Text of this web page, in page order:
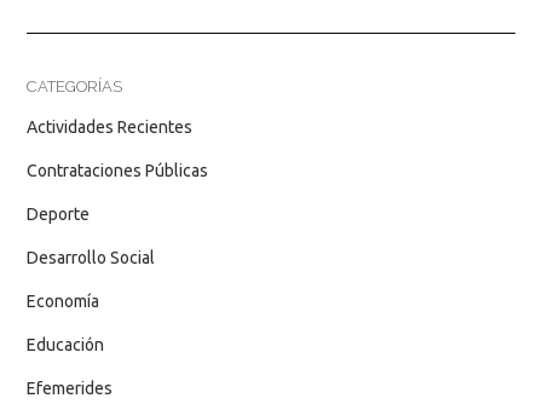
CATEGORÍAS
Actividades Recientes
Contrataciones Públicas
Deporte
Desarrollo Social
Economía
Educación
Efemerides